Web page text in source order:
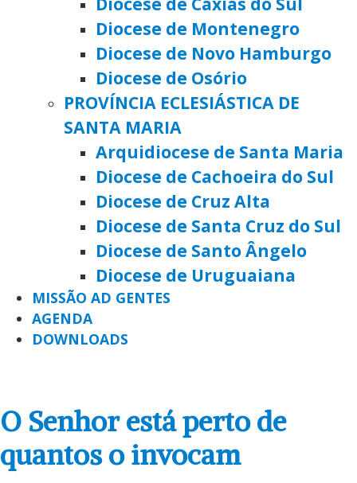
Diocese de Montenegro
Diocese de Novo Hamburgo
Diocese de Osório
PROVÍNCIA ECLESIÁSTICA DE
SANTA MARIA
Arquidiocese de Santa Maria
Diocese de Cachoeira do Sul
Diocese de Cruz Alta
Diocese de Santa Cruz do Sul
Diocese de Santo Ângelo
Diocese de Uruguaiana
MISSÃO AD GENTES
AGENDA
DOWNLOADS
O Senhor está perto de
quantos o invocam